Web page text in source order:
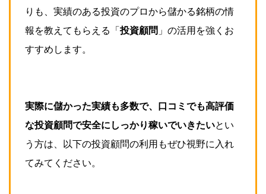
りも、実績のある投資のプロから儲かる銘柄の情
報を教えてもらえる
「投資顧問 」の活用を強くお
すすめします。
実際に儲かった実績も多数で、口コミでも高評価
な投資顧問で安全にしっかり稼いでいきたいとい
う方は、以下の投資顧問の利用もぜひ視野に入れ
てみてください。